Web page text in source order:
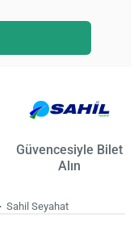
Güvencesiyle Bilet
Alın
Sahil Seyahat